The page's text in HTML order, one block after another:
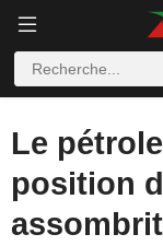
Le
position